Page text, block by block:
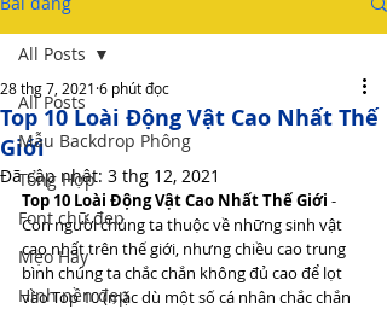
All Posts
Mẫu Backdrop Phông
Tổng Hợp
Font chữ đẹp
Mẹo Hay
Hình nền đẹp
All Posts
Top 10 Loài Động Vật Cao Nhất Thế
Giới
28 thg 7, 2021 6 phút đọc
Đã cập nhật: 3 thg 12, 2021
Top 10 Loài Động Vật Cao Nhất Thế Giới -
Con người chúng ta thuộc về những sinh vật
cao nhất trên thế giới, nhưng chiều cao trung
bình chúng ta chắc chắn không đủ cao để lọt
vào Top 10 (mặc dù một số cá nhân chắc chắn